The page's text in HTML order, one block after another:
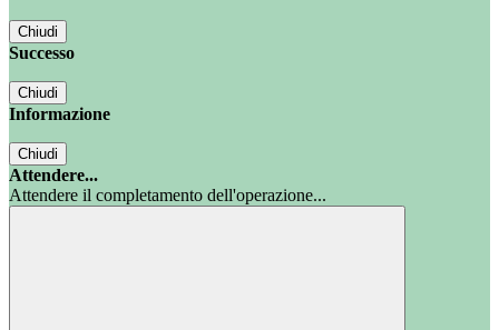
Chiudi
Successo
Chiudi
Informazione
Chiudi
Attendere...
Attendere il completamento dell'operazione...